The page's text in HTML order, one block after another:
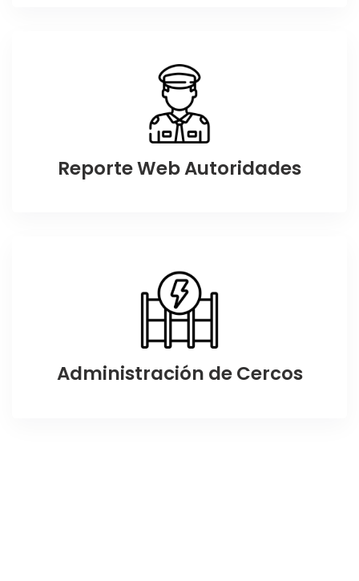
Reporte Web Autoridades
Administración de Cercos